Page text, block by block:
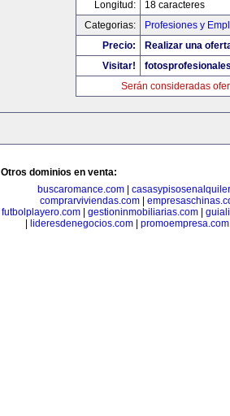
Longitud:
18 caracteres
Categorias:
Profesiones y
Precio:
Realizar una
Visitar!
Serán consideradas
Otros dominios en venta:
buscaromance.com
comprarviviendas.com|
futbolplayero.com| gestioninmobiliarias.com|
lideresdenegocios.com promoempresa.com